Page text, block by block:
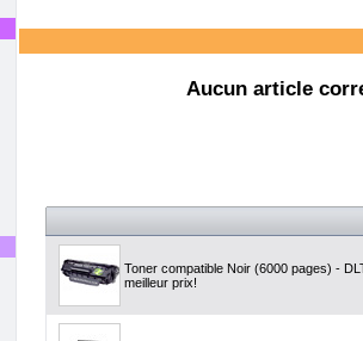
Aucun article
Toner compatible Noir (6000 pages) -
meilleur prix!